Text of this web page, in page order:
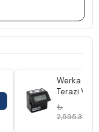
Werka
Terazi Ve
Ölçer
₺
2,595.36